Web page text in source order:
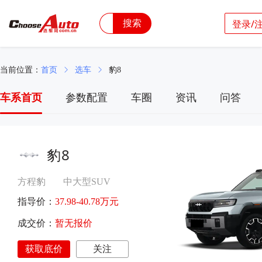
搜索 登录/
当前位置： 首页 选车 豹8
车系首页 参数配置 车圈 资讯 问答
豹8
方程豹
中大型SUV
指导价： 37.98-40.78万元
成交价： 暂无报价
获取底价 关注